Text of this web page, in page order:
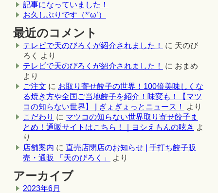
記事になっていました！
お久しぶりです（*’ω’）
最近のコメント
テレビで天のびろくが紹介されました！ に 天のび
ろく
より
テレビで天のびろくが紹介されました！
に おまめ
より
ご注文 に お取り寄せ餃子の世界！100倍美味しくな
る焼き方や全国ご当地餃子を紹介！味変も！【マツ
コの知らない世界】 | ぎょぎょっとニュース！
より
こだわり に マツコの知らない世界取り寄せ餃子ま
とめ！通販サイトはこちら！｜ヨシえもんの呟き よ
り
店舗案内 に 直売店閉店のお知らせ | 手打ち餃子販
売・通販 「天のびろく」
より
アーカイブ
2023年6月